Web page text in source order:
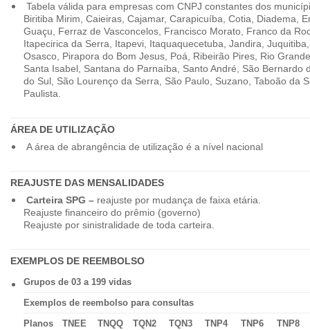
Tabela válida para empresas com CNPJ constantes dos
Biritiba Mirim, Caieiras, Cajamar, Carapicuíba, Cotia, Diadema,
Guaçu, Ferraz de Vasconcelos, Francisco Morato, Franco da
Itapecirica da Serra, Itapevi, Itaquaquecetuba, Jandira,
Osasco, Pirapora do Bom Jesus, Poá, Ribeirão Pires, Rio
Santa Isabel, Santana do Parnaíba, Santo André, São Bernardo
do Sul, São Lourenço da Serra, São Paulo, Suzano, Taboão da
Paulista.
ÁREA DE UTILIZAÇÃO
A área de abrangência de utilização é a nível nacional
REAJUSTE DAS MENSALIDADES
Carteira SPG –reajuste por mudança de faixa etária.
Reajuste financeiro do prêmio (governo)
Reajuste por sinistralidade de toda carteira.
EXEMPLOS DE REEMBOLSO
Grupos de 03 a 199 vidas
Exemplos de reembolso para consultas
Planos
TNEE TNQQ TQN2 TQN3 TNP4 TNP6
TNP8